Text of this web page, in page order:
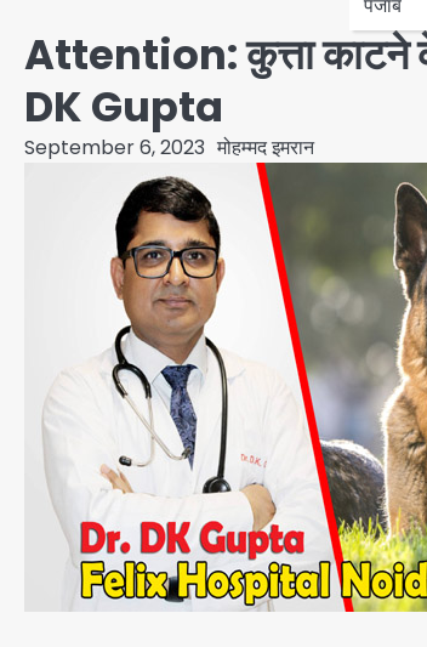
Attention: कुत्ता काटने
DK Gupta
September 6, 2023 मोहम्मद इमरान